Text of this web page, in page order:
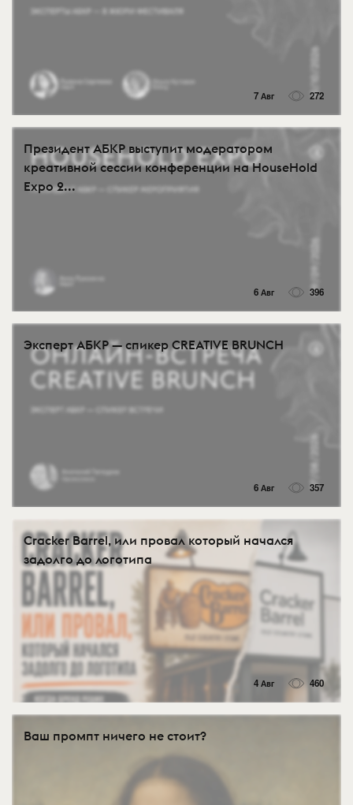
7 Авг 272
Президент АБКР выступит модератором
креативной сессии конференции на HouseHold
Expo 2...
6 Авг 396
Эксперт АБКР — спикер CREATIVE BRUNCH
6 Авг 357
Cracker Barrel, или провал который начался
задолго до логотипа
4 Авг 460
Ваш промпт ничего не стоит?